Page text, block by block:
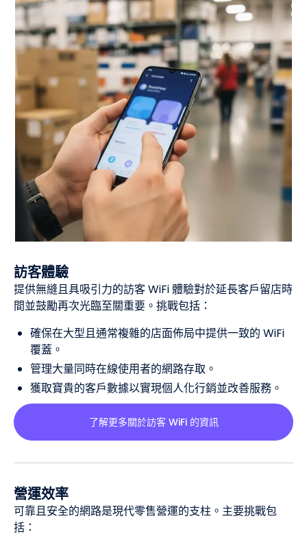
訪客體驗
提供無縫且具吸引力的訪客 WiFi 體驗對於延長客戶留店時
間並鼓勵再次光臨至關重要。挑戰包括：
確保在大型且通常複雜的店面佈局中提供一致的 WiFi
覆蓋。
管理大量同時在線使用者的網路存取。
獲取寶貴的客戶數據以實現個人化行銷並改善服務。
了解更多關於訪客 WiFi 的資訊
營運效率
可靠且安全的網路是現代零售營運的支柱。主要挑戰包
括：